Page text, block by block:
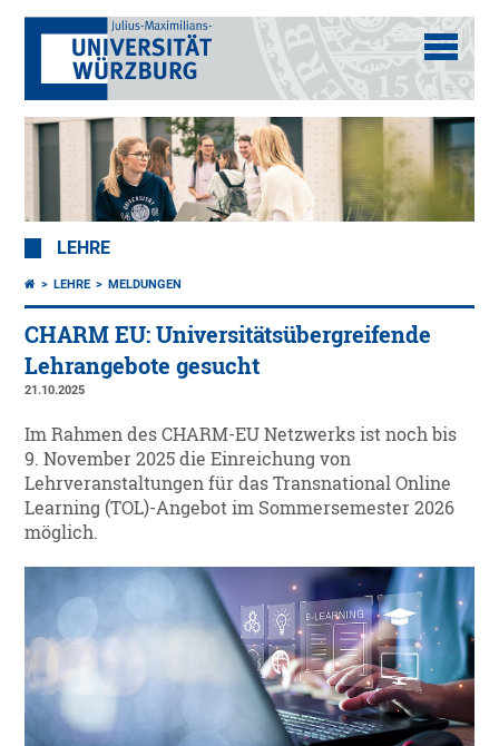
LEHRE
LEHRE MELDUNGEN
CHARM EU: Universitätsübergreifende
Lehrangebote gesucht
21.10.2025
Im Rahmen des CHARM-EU Netzwerks ist noch bis
9. November 2025 die Einreichung von
Lehrveranstaltungen für das Transnational Online
Learning (TOL)-Angebot im Sommersemester 2026
möglich.